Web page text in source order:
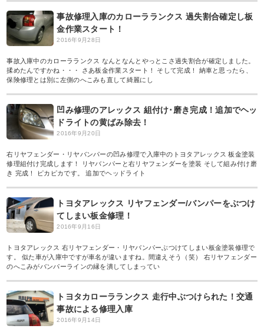
事故修理入庫のカローラランクス 過失割合確定し板
金作業スタート！
2016年9月28日
事故入庫中のカローラランクス なんとなんとやっとこさ過失割合が確定しました。
揉めたんですかね・・・ さあ板金作業スタート！ そして完成！ 納車と思ったら、
保険修理とは別に左側のへこみも直して綺麗にし
凹み修理のアレックス 組付け･磨き完成！追加でヘッ
ドライトの黄ばみ除去！
2016年9月20日
右リヤフェンダー・リヤバンパーの凹み修理で入庫中のトヨタアレックス 板金塗装
修理組付け完成します！ リヤバンパーと右リヤフェンダーを塗装 そして組み付け磨
き 完成！ ピカピカです。 追加でヘッドライト
トヨタアレックス リヤフェンダー/バンパーをぶつけ
てしまい板金修理！
2016年9月16日
トヨタアレックス 右リヤフェンダー・リヤバンパーぶつけてしまい板金塗装修理で
す。 似た車が入庫中ですが車名が違いますね。間違えそう（笑） 右リヤフェンダー
のへこみがバンパーラインの縁を潰してしまってい
トヨタカローラランクス 走行中ぶつけられた！交通
事故による修理入庫
2016年9月14日